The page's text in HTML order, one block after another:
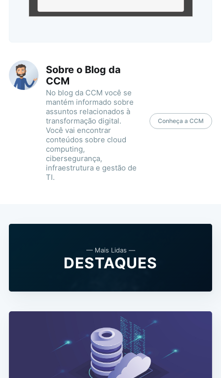
Sobre o Blog da
CCM
No blog da CCM você se
mantém informado sobre
assuntos relacionados à
transformação digital.
Você vai encontrar
conteúdos sobre cloud
computing,
cibersegurança,
infraestrutura e gestão de
TI.
Conheça a CCM
— Mais Lidas —
DESTAQUES